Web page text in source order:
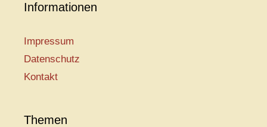
Informationen
Impressum
Datenschutz
Kontakt
Themen